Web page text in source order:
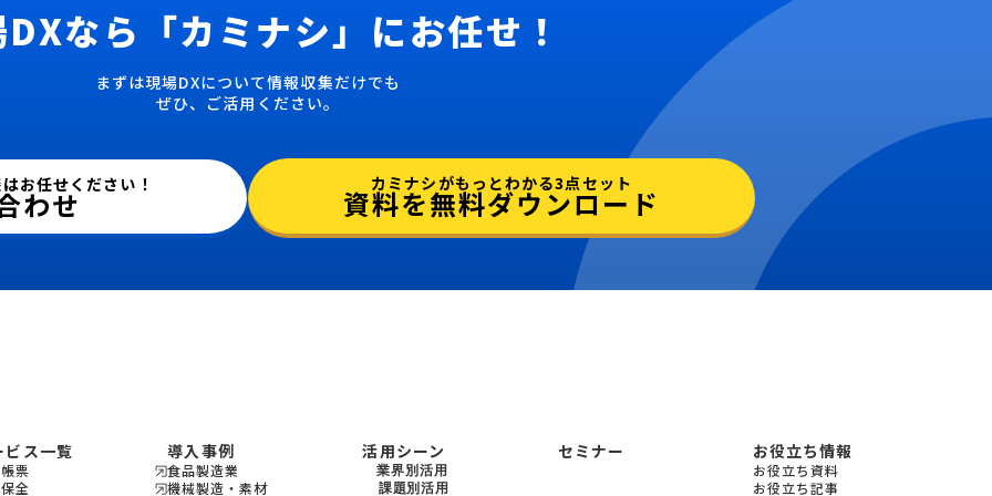
なら 「カミナシ」にお任せ！
まずは現場DXについて情報収集だけでも
ぜひ、ご活用ください。
お任せください！
わせ
カミナシがもっとわかる3点セット
資料を無料ダウンロード
ビス一覧
票
全
導入事例
食品製造業
機械製造・素材
活用シーン
業界別活用
機会製造・素材
課題別活用
セミナー お役立ち情報
お役立ち資料
お役立ち記事